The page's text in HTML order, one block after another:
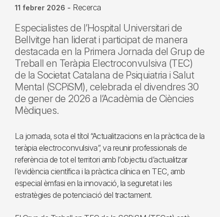
11 febrer 2026 - Recerca
Especialistes de l’Hospital Universitari de
Bellvitge han liderat i participat de manera
destacada en la Primera Jornada del Grup de
Treball en Teràpia Electroconvulsiva (TEC)
de la Societat Catalana de Psiquiatria i Salut
Mental (SCPiSM), celebrada el divendres 30
de gener de 2026 a l’Acadèmia de Ciències
Mèdiques.
La jornada, sota el títol “Actualitzacions en la pràctica de la
teràpia electroconvulsiva”, va reunir professionals de
referència de tot el territori amb l’objectiu d’actualitzar
l’evidència científica i la pràctica clínica en TEC, amb
especial èmfasi en la innovació, la seguretat i les
estratègies de potenciació del tractament.